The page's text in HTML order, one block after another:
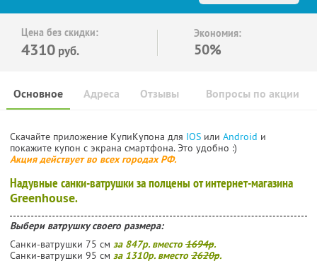
Цена без скидки:
4310 руб.
Экономия:
50%
Основное Отзывы Вопросы по акции
Адреса
Скачайте приложение КупиКупона для IOS или Android и
покажите купон с экрана смартфона. Это удобно :)
Акция действует во всех городах РФ.
Надувные санки-ватрушки за полцены от интернет-магазина
Greenhouse.
Выбери ватрушку своего размера:
Санки-ватрушки 75 см за 847р. вместо 1694р.
Санки-ватрушки 95 см за 1310р. вместо 2620р.